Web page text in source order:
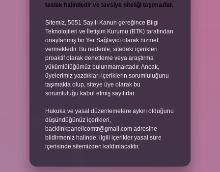
taslak halindedir ve tavsiye niteliği taşımazlar.
Sitemiz, 5651 Sayılı Kanun gereğince Bilgi
Teknolojileri ve İletişim Kurumu (BTK) tarafından
onaylanmış bir Yer Sağlayıcı olarak hizmet
vermektedir. Bu nedenle, sitedeki içerikleri
proaktif olarak denetleme veya araştırma
yükümlülüğümüz bulunmamaktadır. Ancak,
üyelerimiz yazdıkları içeriklerin sorumluluğunu
taşımakta olup, siteye üye olarak bu
sorumluluğu kabul etmiş sayılırlar.
Hukuka ve yasal düzenlemelere aykırı olduğunu
düşündüğünüz içerikleri,
backlinkpanelicomtr@gmail.com adresine
bildirmeniz halinde, ilgili içerikler yasal süre
içerisinde sitemizden kaldırılacaktır.